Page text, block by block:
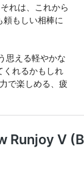
れは、これから
もしい相棒に
思える軽やかな
くれるかもしれ
で楽しめる、疲